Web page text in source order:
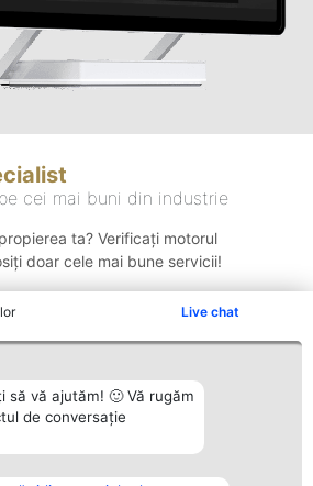
Live chat
să vă ajutăm! 🙂 Vă rugăm
de conversație
cei mai buni din industrie
ta? Verificați motorul
doar cele mai bune servicii!